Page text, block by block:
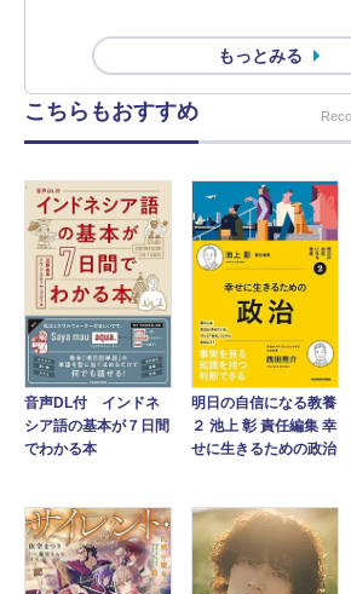
もっとみる
こちらもおすすめ
音声DL付 インドネ
シア語の基本が７日間
でわかる本
明日の自信になる教養
２ 池上 彰 責任編集 幸
せに生きるための政治